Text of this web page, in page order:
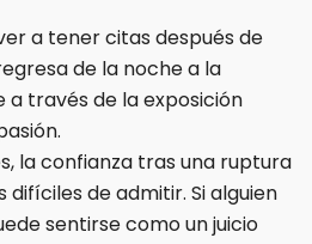
a tener citas después de
de la noche a la
a través de la exposición
la confianza tras una ruptura
difíciles de admitir. Si alguien
sentirse como un juicio